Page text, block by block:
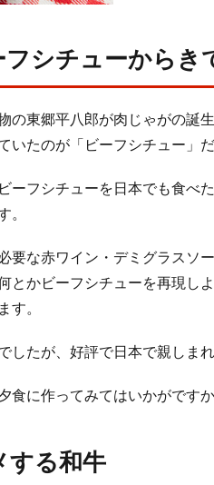
シチューからき
の東郷平八郎が肉じゃがの誕
たのが「ビーフシチュー」だ
ーフシチューを日本でも食べ
。
要な赤ワイン・デミグラスソ
とかビーフシチューを再現し
す。
たが、好評で日本で親しま
食に作ってみてはいかがですか
する和牛